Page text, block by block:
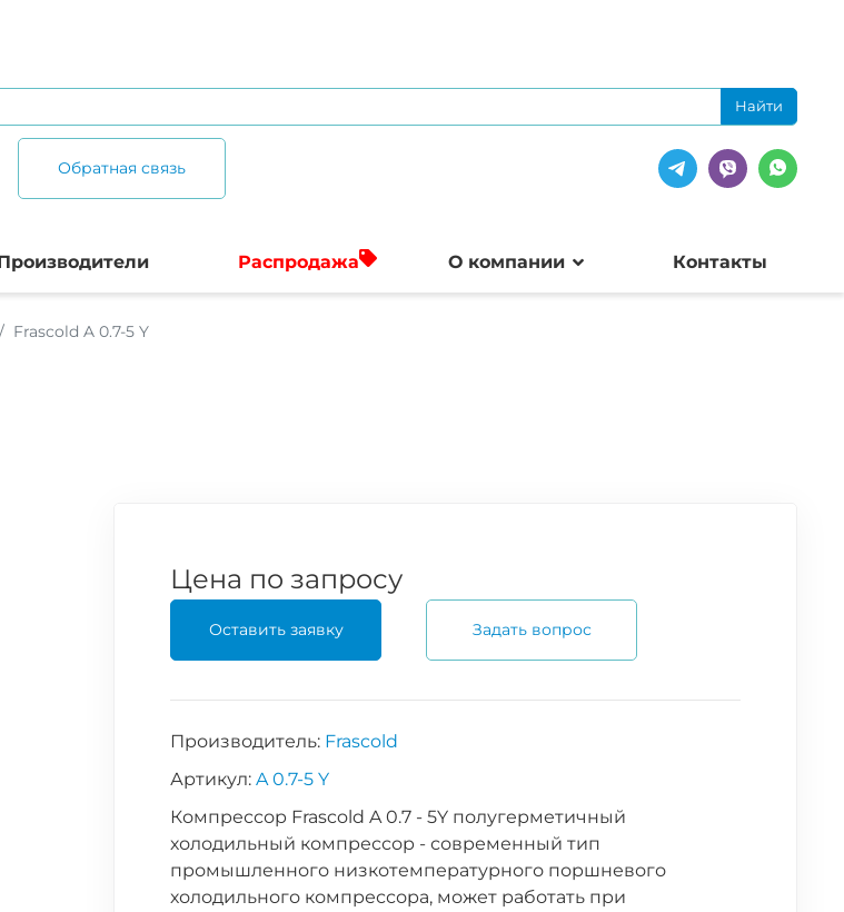
Обратная связь
Распродажа О компании Контакты
Frascold A 0.7-5 Y
Цена по запросу
Оставить заявку Задать вопрос
Производитель: Frascold
Артикул: A 0.7-5 Y
Компрессор Frascold A 0.7 - 5Y полугерметичный
холодильный компрессор - современный тип
промышленного низкотемпературного поршневого
холодильного компрессора, может работать при